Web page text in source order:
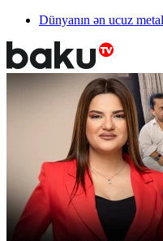
Dünyanın ən ucuz